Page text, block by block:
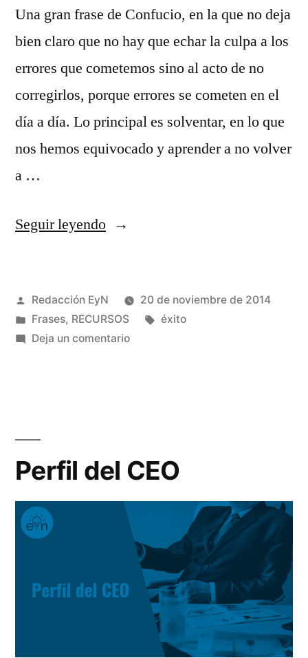
Una gran frase de Confucio, en la que no deja
bien claro que no hay que echar la culpa a los
errores que cometemos sino al acto de no
corregirlos, porque errores se cometen en el
día a día. Lo principal es solventar, en lo que
nos hemos equivocado y aprender a no volver
a …
Seguir leyendo«Los
que
corregirlos»
Publicado
por
Redacción EyN
20 de noviembre de 2014
Publicado
en
Frases, RECURSOS Etiquetas:
éxito
Deja un comentarioen
Perfil del CEO